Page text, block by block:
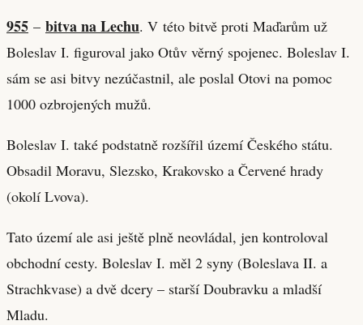
955 – bitva na Lechu. V této bitvě proti Maďarům už
Boleslav I. figuroval jako Otův věrný spojenec. Boleslav I.
sám se asi bitvy nezúčastnil, ale poslal Otovi na pomoc
1000 ozbrojených mužů.
Boleslav I. také podstatně rozšířil území Českého státu.
Obsadil Moravu, Slezsko, Krakovsko a Červené hrady
(okolí Lvova).
Tato území ale asi ještě plně neovládal, jen kontroloval
obchodní cesty. Boleslav I. měl 2 syny (Boleslava II. a
Strachkvase) a dvě dcery – starší Doubravku a mladší
Mladu.